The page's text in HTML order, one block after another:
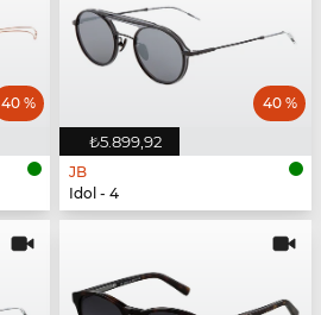
40 %
₺5.899,92
40 %
JB
Idol - 4